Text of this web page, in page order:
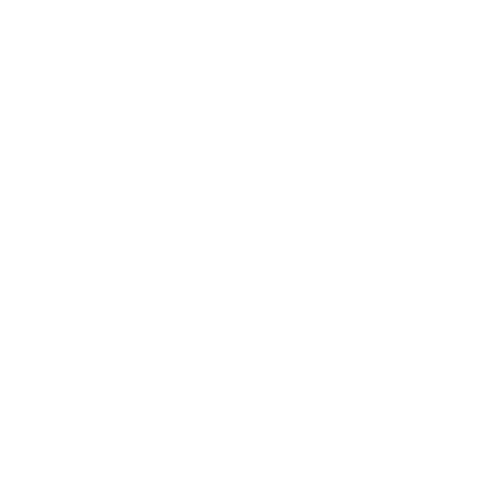
です。
ありません。
です。
ず変更すること